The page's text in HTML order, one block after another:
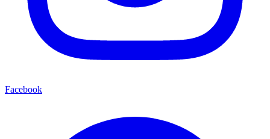
Facebook